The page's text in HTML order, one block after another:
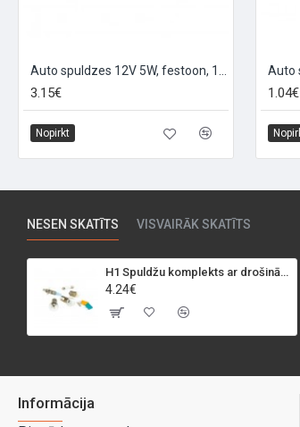
3.15€
Nopirkt
Auto
1.04€
NESEN SKATĪTS VISVAIRĀK SKATĪTS
H1 Spuldžu komplekts ar drošinātājiem "KIT H1"
4.24€
Informācija